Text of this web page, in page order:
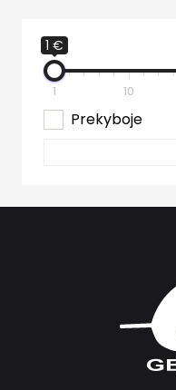
1 €
1 10
Prekyboje